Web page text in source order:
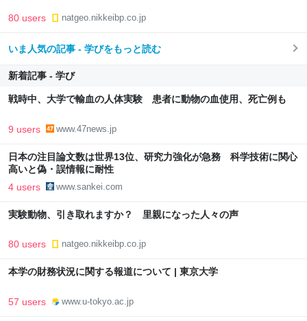
80 users natgeo.nikkeibp.co.jp
いま人気の記事 - 学びをもっと読む
新着記事 - 学び
戦時中、大学で輸血の人体実験 患者に動物の血使用、死亡例も
9 users www.47news.jp
日本の注目論文数は世界13位、研究力強化が急務 科学技術に関心
高いと偽・誤情報に耐性
4 users www.sankei.com
実験動物、引き取れますか？ 里親になった人々の声
80 users natgeo.nikkeibp.co.jp
本学の財務状況に関する報道について | 東京大学
57 users www.u-tokyo.ac.jp